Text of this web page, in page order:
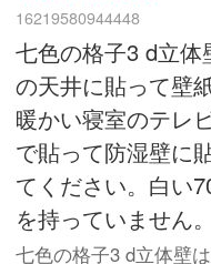
16219580944448
七色の格子3 d立
の天井に貼って壁
暖かい寝室のテレ
で貼って防湿壁に
てください。白い
を持っていません。
七色の格子3 d立体壁